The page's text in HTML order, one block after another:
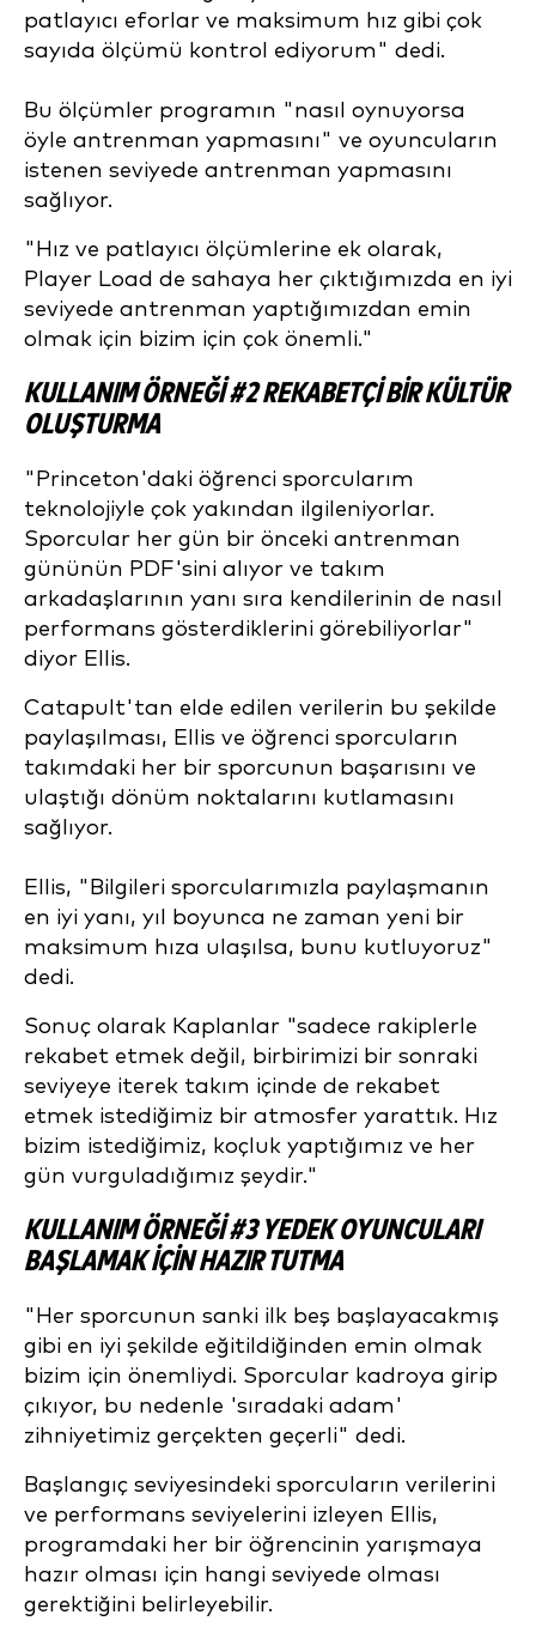
patlayıcı eforlar ve maksimum hız gibi çok
sayıda ölçümü kontrol ediyorum" dedi.
Bu ölçümler programın "nasıl oynuyorsa
öyle antrenman yapmasını" ve oyuncuların
istenen seviyede antrenman yapmasını
sağlıyor.
"Hız ve patlayıcı ölçümlerine ek olarak,
Player Load de sahaya her çıktığımızda en iyi
seviyede antrenman yaptığımızdan emin
olmak için bizim için çok önemli."
KULLANIM ÖRNEĞI #2 REKABETÇI BIR KÜLTÜR
OLUŞTURMA
"Princeton'daki öğrenci sporcularım
teknolojiyle çok yakından ilgileniyorlar.
Sporcular her gün bir önceki antrenman
gününün PDF'sini alıyor ve takım
arkadaşlarının yanı sıra kendilerinin de nasıl
performans gösterdiklerini görebiliyorlar"
diyor Ellis.
Catapult'tan elde edilen verilerin bu şekilde
paylaşılması, Ellis ve öğrenci sporcuların
takımdaki her bir sporcunun başarısını ve
ulaştığı dönüm noktalarını kutlamasını
sağlıyor.
Ellis, "Bilgileri sporcularımızla paylaşmanın
en iyi yanı, yıl boyunca ne zaman yeni bir
maksimum hıza ulaşılsa, bunu kutluyoruz"
dedi.
Sonuç olarak Kaplanlar "sadece rakiplerle
rekabet etmek değil, birbirimizi bir sonraki
seviyeye iterek takım içinde de rekabet
etmek istediğimiz bir atmosfer yarattık. Hız
bizim istediğimiz, koçluk yaptığımız ve her
gün vurguladığımız şeydir."
KULLANIM ÖRNEĞI #3 YEDEK OYUNCULARI
BAŞLAMAK IÇIN HAZIR TUTMA
"Her sporcunun sanki ilk beş başlayacakmış
gibi en iyi şekilde eğitildiğinden emin olmak
bizim için önemliydi. Sporcular kadroya girip
çıkıyor, bu nedenle 'sıradaki adam'
zihniyetimiz gerçekten geçerli" dedi.
Başlangıç seviyesindeki sporcuların verilerini
ve performans seviyelerini izleyen Ellis,
programdaki her bir öğrencinin yarışmaya
hazır olması için hangi seviyede olması
gerektiğini belirleyebilir.